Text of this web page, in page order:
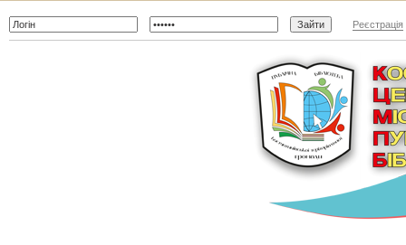
Реєстрація